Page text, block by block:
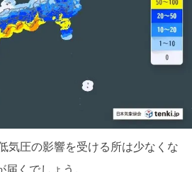
気圧の影響を受ける所は少なくな
くでしょう。